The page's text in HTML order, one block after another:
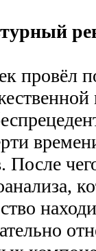
провёл
После